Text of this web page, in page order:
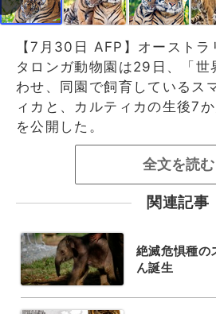
【7月30日 AFP】オースト
タロンガ動物園は29日、「世
わせ、同園で飼育しているス
ィカと、カルティカの生後7
を公開した。
全文を読む
関連記事
絶滅危惧種の
ん誕生